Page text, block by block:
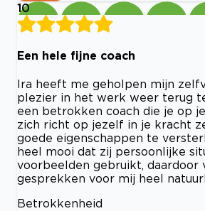
10
Een hele fijne coach
Ira heeft me geholpen mijn
plezier in het werk weer terug
een betrokken coach die je op
zich richt op jezelf in je kracht
goede eigenschappen te
heel mooi dat zij persoonlijke
voorbeelden gebruikt, daardoor
gesprekken voor mij heel
Betrokkenheid